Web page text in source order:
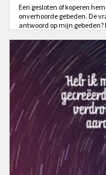
Een gesloten of koperen
onverhoorde gebeden. De
antwoord op mijn gebeden?